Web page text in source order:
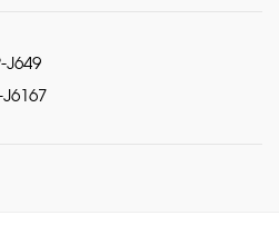
J649